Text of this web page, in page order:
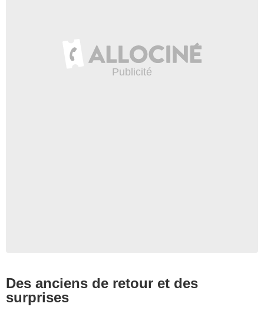
Des anciens de retour et des
surprises